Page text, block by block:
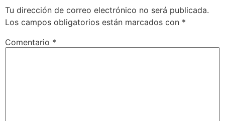
Tu dirección de correo electrónico no será publicada.
Los campos obligatorios están marcados con *
Comentario *